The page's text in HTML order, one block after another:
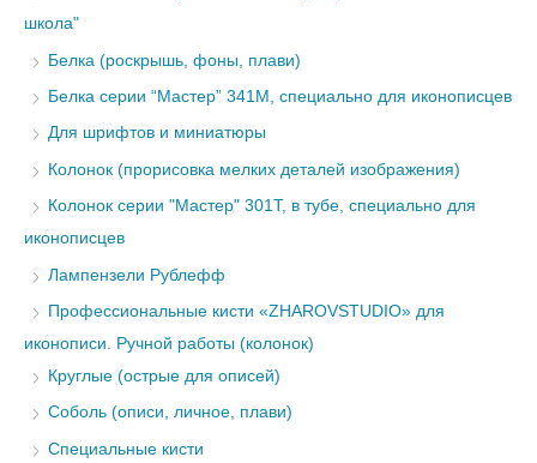
школа"
Белка (роскрышь, фоны, плави)
Белка серии “Мастер” 341М, специально для иконописцев
Для шрифтов и миниатюры
Колонок (прорисовка мелких деталей изображения)
Колонок серии "Мастер" 301Т, в тубе, специально для
иконописцев
Лампензели Рублефф
Профессиональные кисти «ZHAROVSTUDIO» для
иконописи. Ручной работы (колонок)
Круглые (острые для описей)
Соболь (описи, личное, плави)
Специальные кисти